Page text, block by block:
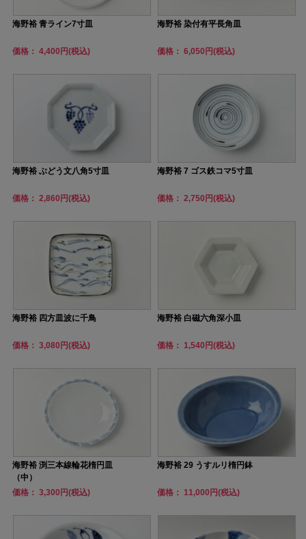
海野裕 青ライン7寸皿
価格： 4,400円(税込)
海野裕 染付有平長角皿
価格： 6,050円(税込)
海野裕 ぶどう文八角5寸皿
価格： 2,860円(税込)
海野裕 7 ゴス鉄コマ5寸皿
価格： 2,750円(税込)
海野裕 四方皿波に千鳥
価格： 3,080円(税込)
海野裕 白磁六角深小皿
価格： 1,540円(税込)
海野裕 渕三本線輪花楕円皿
（中）
価格： 3,300円(税込)
海野裕 29 うすルリ楕円鉢
価格： 11,000円(税込)